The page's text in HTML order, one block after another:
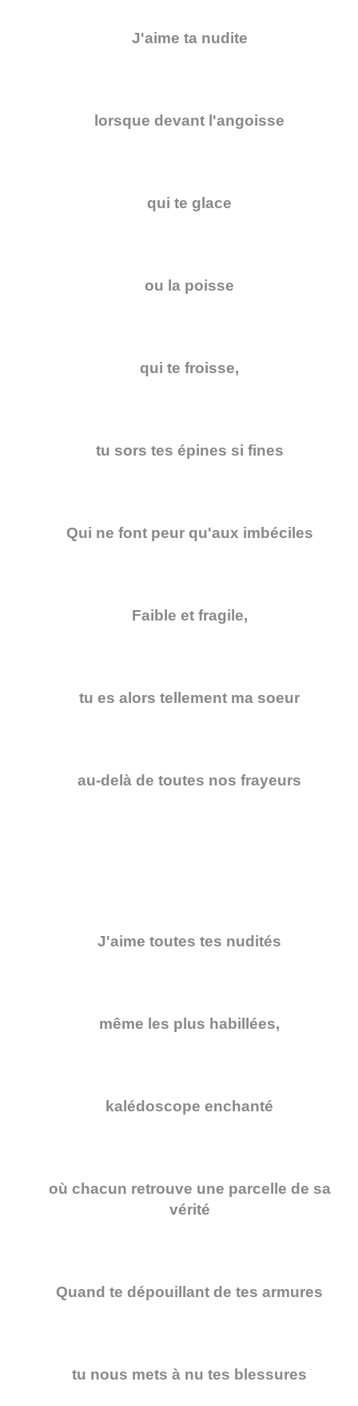
J'aime ta nudite
lorsque devant l'angoisse
qui te glace
ou la poisse
qui te froisse,
tu sors tes épines si fines
Qui ne font peur qu'aux imbéciles
Faible et fragile,
tu es alors tellement ma soeur
au-delà de toutes nos frayeurs
J'aime toutes tes nudités
même les plus habillées,
kalédoscope enchanté
où chacun retrouve une parcelle de sa
vérité
Quand te dépouillant de tes armures
tu nous mets à nu tes blessures